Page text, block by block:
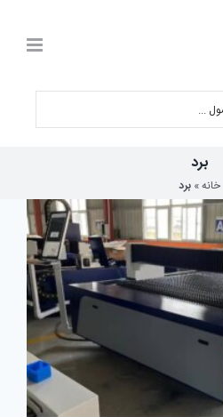
برد
خانه»برد